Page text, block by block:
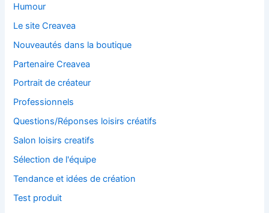
Humour
Le site Creavea
Nouveautés dans la boutique
Partenaire Creavea
Portrait de créateur
Professionnels
Questions/Réponses loisirs créatifs
Salon loisirs creatifs
Sélection de l'équipe
Tendance et idées de création
Test produit